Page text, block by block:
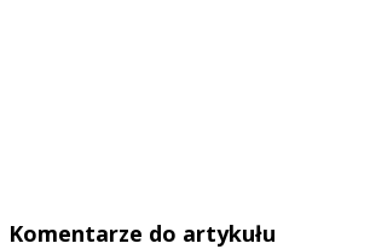
Komentarze do artykułu